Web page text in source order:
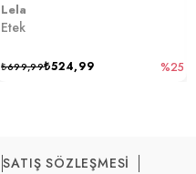
Lela
Etek
₺524,99
₺699,99 %25
SATIŞ SÖZLEŞMESİ